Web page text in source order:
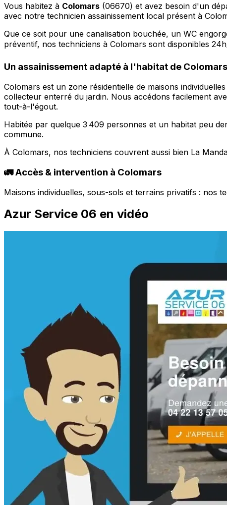
Vous habitez à Colomars (06670) et avez besoin d'un
avec notre technicien assainissement local présent à
Que ce soit pour une canalisation bouchée, un WC
préventif, nos techniciens à Colomars sont disponibles
Un assainissement adapté à l'habitat de Colomars
Colomars est un zone résidentielle de maisons
collecteur enterré du jardin. Nous accédons facilement
tout-à-l'égout.
Habitée par quelque 3 409 personnes et un habitat peu
commune.
À Colomars, nos techniciens couvrent aussi bien La
🚛 Accès & intervention à Colomars
Maisons individuelles, sous-sols et terrains privatifs : nos
Azur Service 06 en vidéo